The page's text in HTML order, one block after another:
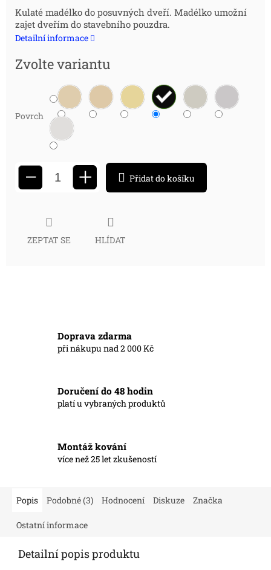
Měrná
cena:
Kulaté madélko do posuvných dveří. Madélko umožní
zajet dveřím do stavebního pouzdra.
Detailní informace
Zvolte variantu
Povrch
− + Přidat do košíku
ZEPTAT SE HLÍDAT
Doprava zdarma
při nákupu nad 2 000 Kč
Doručení do 48 hodin
platí u vybraných produktů
Montáž kování
více než 25 let zkušeností
Popis Podobné (3) Hodnocení Diskuze Značka
Ostatní informace
Detailní popis produktu